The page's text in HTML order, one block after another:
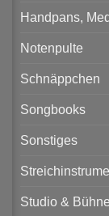
Handpans,
Notenpulte
Schnäppchen
Songbooks
Sonstiges
Studio & Bühne